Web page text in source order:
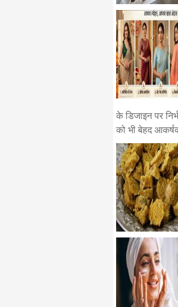
के डिजाइन पर
को भी बेहद